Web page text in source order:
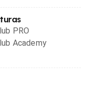
PRO
Academy